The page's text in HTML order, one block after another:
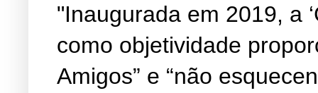
"Inaugurada em 2019, a
como objetividade
Amigos” e “não